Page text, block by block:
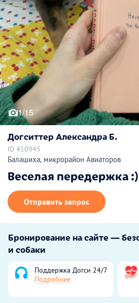
1/15
Догситтер Александра Б.
ID 410945
Балашиха, микрорайон Авиаторов
Веселая передержка :)
Отправить запрос
Бронирование на сайте —
и собаки
Поддержка Догси 24/7
Подробнее